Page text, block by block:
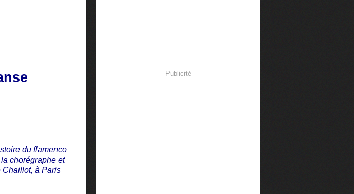
du flamenco
chorégraphe et
Chaillot, à Paris
Publicité